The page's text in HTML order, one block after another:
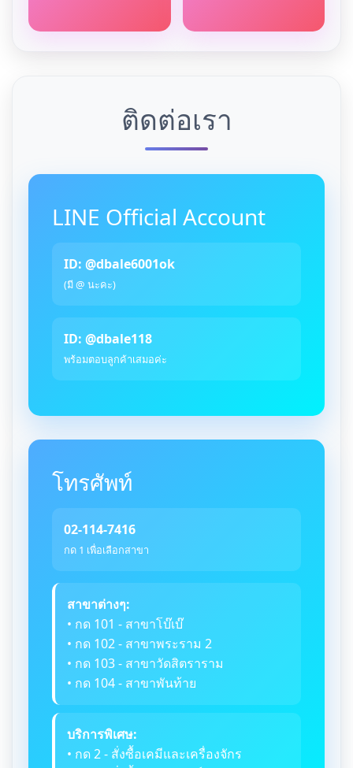
ติดต่อเรา
LINE Official Account
ID: @dbale6001ok
(มี @ นะคะ)
ID: @dbale118
พร้อมตอบลูกค้าเสมอค่ะ
โทรศัพท์
02-114-7416
กด 1 เพื่อเลือกสาขา
สาขาต่างๆ:
• กด 101 - สาขาโบ๊เบ๊
• กด 102 - สาขาพระราม 2
• กด 103 - สาขาวัดสิตราราม
• กด 104 - สาขาพันท้าย
บริการพิเศษ:
• กด 2 - สั่งซื้อเคมีและเครื่องจักร